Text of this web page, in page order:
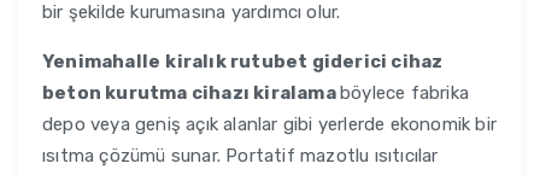
bir şekilde kurumasına yardımcı olur.
Yenimahalle kiralık rutubet giderici cihaz
beton kurutma cihazı kiralamaböylece fabrika
depo veya geniş açık alanlar gibi yerlerde ekonomik bir
ısıtma çözümü sunar. Portatif mazotlu ısıtıcılar